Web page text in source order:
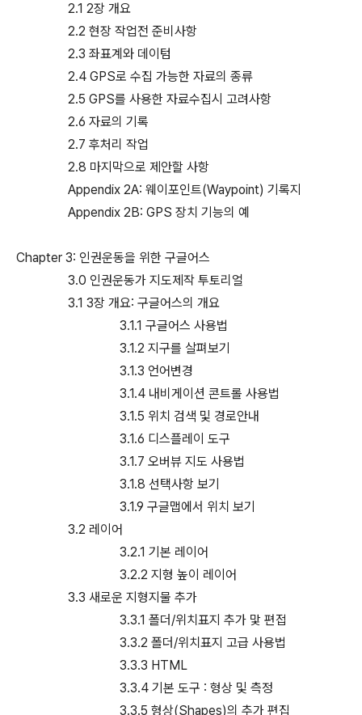
2.1 2장 개요
2.2 현장 작업전 준비사항
2.3 좌표계와 데이텀
2.4 GPS로 수집 가능한 자료의 종류
2.5 GPS를 사용한 자료수집시 고려사항
2.6 자료의 기록
2.7 후처리 작업
2.8 마지막으로 제안할 사항
Appendix 2A: 웨이포인트(Waypoint) 기록지
Appendix 2B: GPS 장치 기능의 예
Chapter 3: 인권운동을 위한 구글어스
3.0 인권운동가 지도제작 투토리얼
3.1 3장 개요: 구글어스의 개요
3.1.1 구글어스 사용법
3.1.2 지구를 살펴보기
3.1.3 언어변경
3.1.4 내비게이션 콘트롤 사용법
3.1.5 위치 검색 및 경로안내
3.1.6 디스플레이 도구
3.1.7 오버뷰 지도 사용법
3.1.8 선택사항 보기
3.1.9 구글맵에서 위치 보기
3.2 레이어
3.2.1 기본 레이어
3.2.2 지형 높이 레이어
3.3 새로운 지형지물 추가
3.3.1 폴더/위치표지 추가 맟 편접
3.3.2 폴더/위치표지 고급 사용법
3.3.3 HTML
3.3.4 기본 도구 : 형상 및 측정
3.3.5 형상(Shapes)의 추가 편집